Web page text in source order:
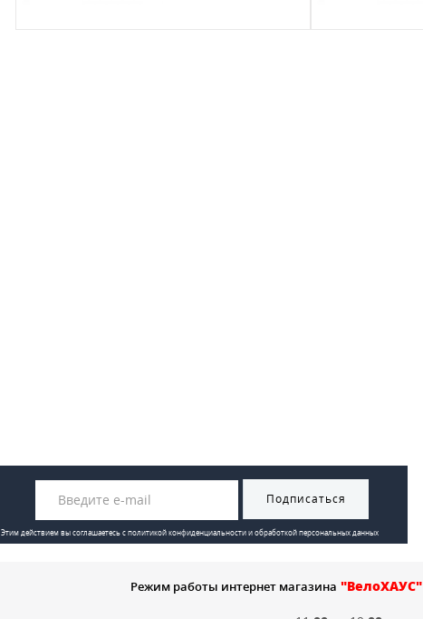
Подписаться
Этим действием вы соглашаетесь сполитикой конфиденциальности и обработкой персональных данных
Режим работы интернет магазина "ВелоХАУС"